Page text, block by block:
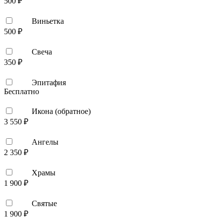
Виньетка
500 ₽
Свеча
350 ₽
Эпитафия
Бесплатно
Икона (обратное)
3 550 ₽
Ангелы
2 350 ₽
Храмы
1 900 ₽
Святые
1 900 ₽